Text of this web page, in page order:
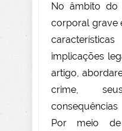
No âmbito do
corporal grave
implicações
artigo,
crime,
Por meio de